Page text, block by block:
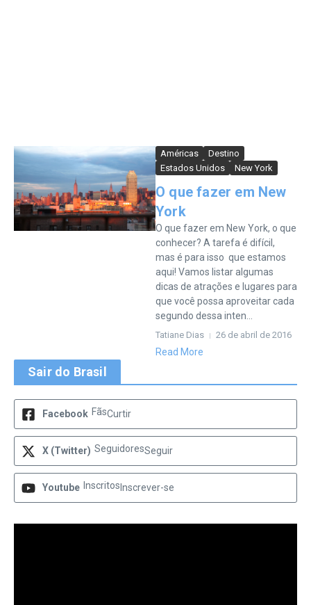
Américas
Destino
Estados Unidos
New York
O que fazer em New
York
O que fazer em New York, o que
conhecer? A tarefa é difícil,
mas é para isso que estamos
aqui! Vamos listar algumas
dicas de atrações e lugares para
que você possa aproveitar cada
segundo dessa inten...
Tatiane Dias 26 de abril de 2016
Read More
Sair do Brasil
Facebook FãsCurtir
X (Twitter) SeguidoresSeguir
Youtube Inscritos Inscrever-se